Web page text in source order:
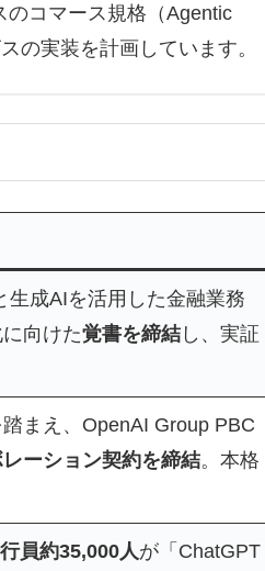
のコマース規格（Agentic
の実装を計画しています。
生成AIを活用した金融業務
向けた覚書を締結 し、実証
まえ、OpenAI Group PBC
ーション契約を締結。本格
員約35,000人が「ChatGPT